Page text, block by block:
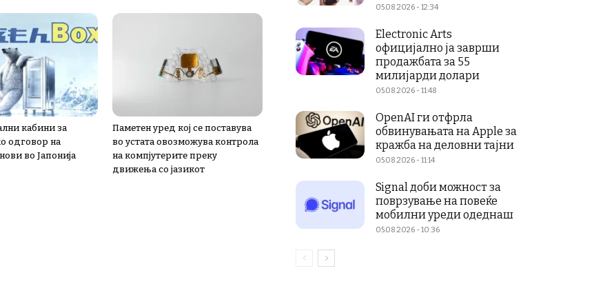
кабини за
одговор на
во Јапонија
Паметен уред кој се поставува
во устата овозможува контрола
на компјутерите преку
движења со јазикот
05.08.2026 - 12:34
Electronic Arts
официјално ја заврши
продажбата за 55
милијарди долари
05.08.2026 - 11:48
OpenAI ги отфрла
обвинувањата на Apple за
кражба на деловни тајни
05.08.2026 - 11:14
Signal доби можност за
поврзување на повеќе
мобилни уреди одеднаш
05.08.2026 - 10:36